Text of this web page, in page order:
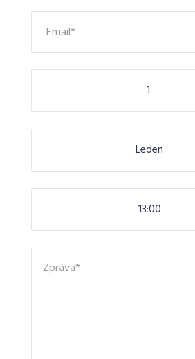
Email*
1.
Leden
13:00